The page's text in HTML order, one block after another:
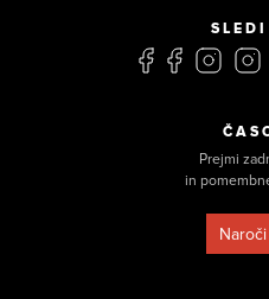
Prejmi
in